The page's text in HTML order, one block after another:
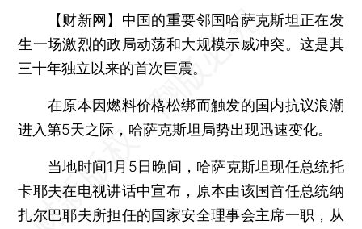
【财新网】 中国的重要邻国哈萨克斯坦正在发
生一场激烈的政局动荡和大规模示威冲突。这是其
三十年独立以来的首次巨震。
在原本因燃料价格松绑而触发的国内抗议浪潮
进入第5天之际，哈萨克斯坦局势出现迅速变化。
当地时间1月5日晚间，哈萨克斯坦现任总统托
卡耶夫在电视讲话中宣布，原本由该国首任总统纳
扎尔巴耶夫所担任的国家安全理事会主席一职，从